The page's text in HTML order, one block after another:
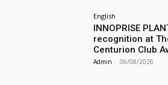
English
INNOPRISE
recognition at
Centurion Club
Admin - 06/08/2026